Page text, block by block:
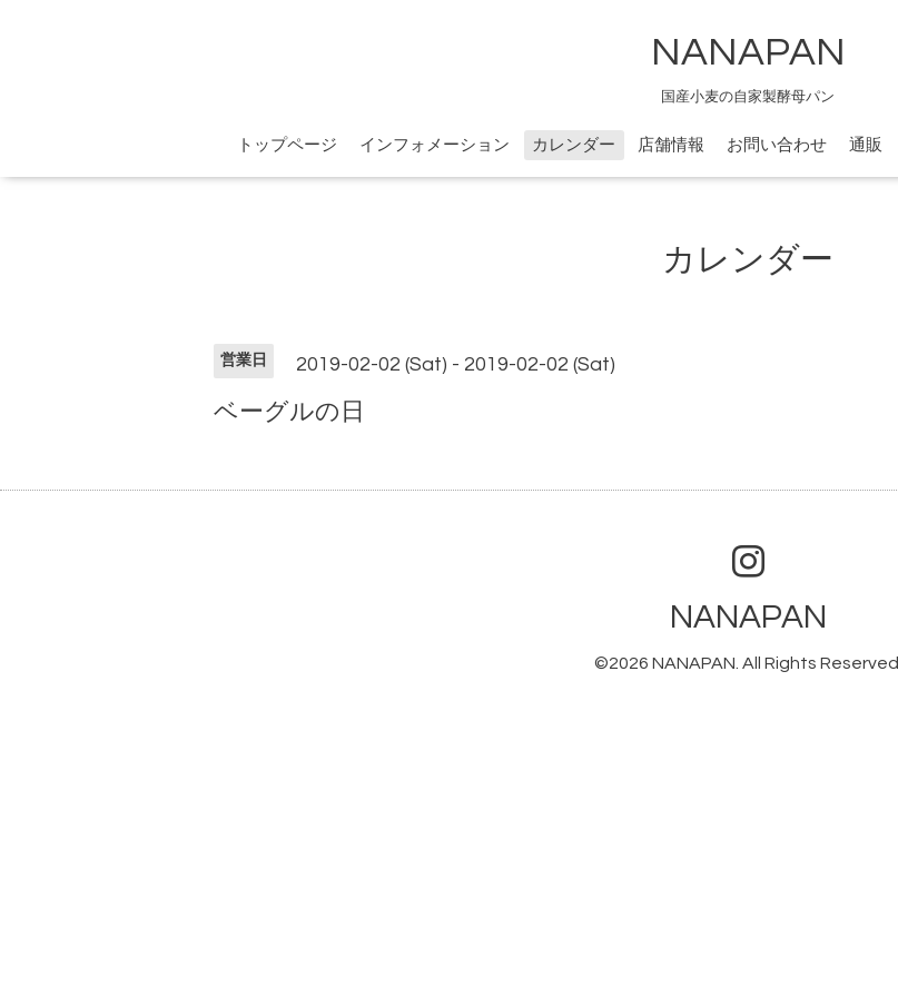
NANAPAN
国産小麦の自家製酵母パン
トップページ インフォメーション カレンダー 店舗情報 お問い合わせ 通販
カレンダー
営業日 2019-02-02 (Sat) - 2019-02-02 (Sat)
ベーグルの日
NANAPAN
©2026 NANAPAN . All Rights Reserved.